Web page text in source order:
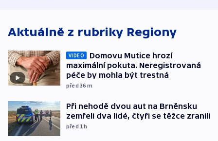
Aktuálně z rubriky Regiony
VIDEO
Domovu Mutice hrozí
maximální pokuta. Neregistrovaná
péče by mohla být trestná
před 36 m
Při nehodě dvou aut na Brněnsku
zemřeli dva lidé, čtyři se těžce zranili
před 1h